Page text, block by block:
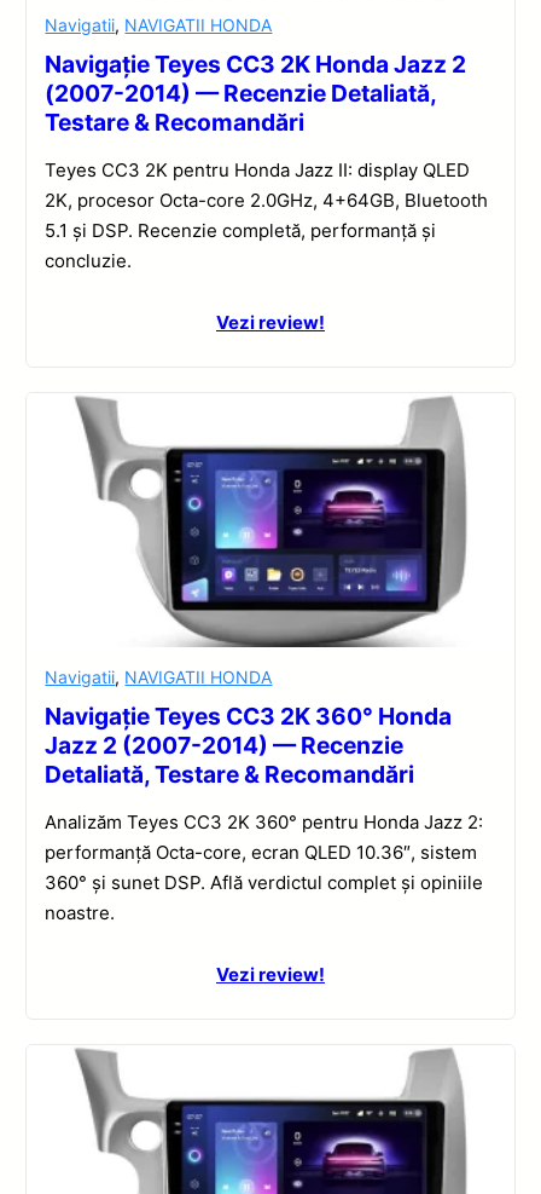
Navigatii, NAVIGATII HONDA
Navigație Teyes CC3 2K Honda Jazz 2
(2007-2014) — Recenzie Detaliată,
Testare & Recomandări
Teyes CC3 2K pentru Honda Jazz II: display QLED
2K, procesor Octa-core 2.0GHz, 4+64GB, Bluetooth
5.1 și DSP. Recenzie completă, performanță și
concluzie.
Vezi review!
Navigatii, NAVIGATII HONDA
Navigație Teyes CC3 2K 360° Honda
Jazz 2 (2007-2014) — Recenzie
Detaliată, Testare & Recomandări
Analizăm Teyes CC3 2K 360° pentru Honda Jazz 2:
performanță Octa-core, ecran QLED 10.36″, sistem
360° și sunet DSP. Află verdictul complet și opiniile
noastre.
Vezi review!